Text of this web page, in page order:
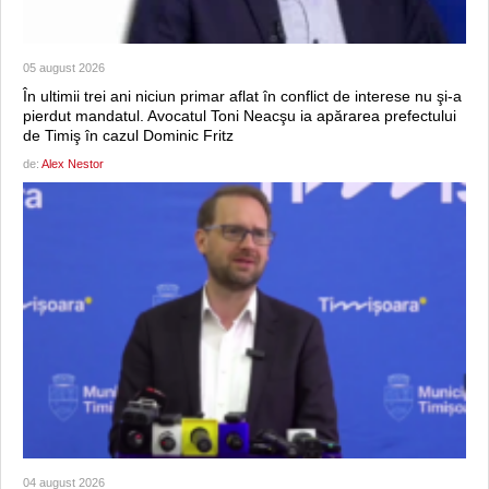
05 august 2026
În ultimii trei ani niciun primar aflat în conflict de interese nu şi-a
pierdut mandatul. Avocatul Toni Neacşu ia apărarea prefectului
de Timiş în cazul Dominic Fritz
de: Alex Nestor
04 august 2026